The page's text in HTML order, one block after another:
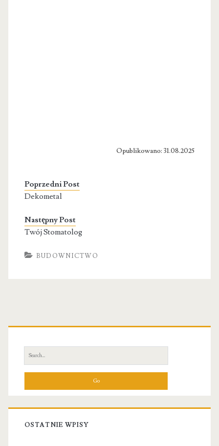
Opublikowano: 31.08.2025
Poprzedni Post
Dekometal
Następny Post
Twój Stomatolog
BUDOWNICTWO
Primary
Sidebar
Search
for:
OSTATNIE WPISY